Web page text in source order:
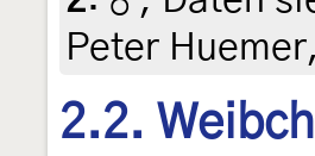
Peter
2.2.